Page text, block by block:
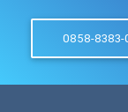
0858-8383-